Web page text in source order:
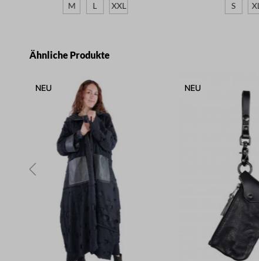
M L XXL S XL
Produktgalerie überspringen
Ähnliche Produkte
NEU NEU